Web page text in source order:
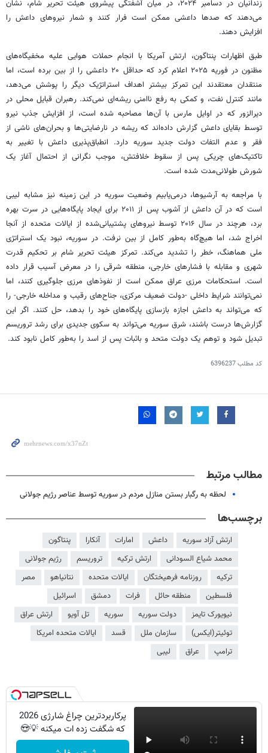
زندانیان در دسامبر ۲۰۲۴، در میان آشفتگی پیشروی هیئت تحریر شام، نشان
می‌دهند که صدها داعشیممکن است فرار کنند و شمار نیروهای داعش را
افزایش دهند.
طبق اظهارات پنتاگون، ارتش آمریکا با انجام حملات هوایی علیه مخفیگاه‌های
مظنون در فوریه ۲۰۲۵ اعلام کرد که حداقل ۲۰
داعشیرا از بین برده است، اما
منتقدان معتقدند این تمرکز بیشتر اهداف استراتژیک دیگر را پوشش می‌دهد،
مانند کنترل نفت، و کمکی به رفع ناامنی ریشه‌ای نمی‌کند. رهبران قبایل محلی در
دیرالزور که در اوایل مارس با آن‌ها مصاحبه شده است، از افزایش جذب نیرو
توسط بقایای داعش گزارش داده‌اند که ریشه در نارضایتی‌ها و بحران‌های ناشی از
فقر و عدم التفات دولت جدید سوریه دارد. انطباق‌پذیری داعش با تغییر به
تاکتیک‌های چریکی پس از سقوط خلافتش، موجب نگرانی از احتمال آغاز یک
شورش طولانی‌مدت شده است.
با مراجعه به آرشیوها، درمی‌یابیم وضعیت سوریه در این زمینه نیز مشابه لیبی
است که در آن داعش از آشوب پس از ۲۰۱۱ برای ایجاد پایگاه‌هایی در سرت بهره
برد، هرچند در سال ۲۰۱۶ توسط نیروهای پشتیبانی‌شده از ایالات متحده از آنجا
اخراج شد، اما هیچ‌گاه به‌طور کامل از بین نرفت. در سوریه، نبود یک استراتژی
ملی هماهنگ، خطر را تشدید می‌کند. تمرکز هیئت تحریر شام بر تحکیم قدرت
شهری و مقابله با فشارهای خارجی، منطقه شرقی را در معرض آسیب قرار داده
است. استحکامات مرزی عراق ممکن است از نفوذهای مرزی جلوگیری کنند، اما
نمی‌توانند شرایط داخلی -دولت ضعیف مرکزی، جناح‌های رقیب و مداخله خارجی- را
که می‌تواند به داعش اجازه بازسازی پایگاه‌های خود را بدهد، حل کنند. اگر این
گزارش‌ها درست باشند، شرق سوریه می‌تواند به سکوی جدیدی برای رشد تروریسم
تبدیل شود و توهم یک دولت متحد و باثبات پس از اسد را به‌طور کامل نابود کند.
کد مطلب6396237
مطالب مرتبط
لحظه به رگبار بستن منازل مردم در سوریه توسط عناصر رژیم جولانی
برچسب‌ها
ارتش آزاد سوریه داعش امارات آنکارا
پنتاگون
محمد شیاع السودانی
ارتش ترکیه تروریسم
رژیم جولانی
ترکیه
روزنامه فرهیختگان ایالات متحده نتانیاهو
مصر
فلسطین
منطقه حائل فرات دمشق
اسرائیل
نیویورک تایمز
دولت سوریه سوریه تل آویو
ارتش عراق
توئیتر(ایکس)
سازمان ملل قسد
ایالات متحده امریکا
ترامپ
عراق لیبی
پرکاربردترین چراغ شارژی 2026
که شگفت زده ات میکنه 💡😍